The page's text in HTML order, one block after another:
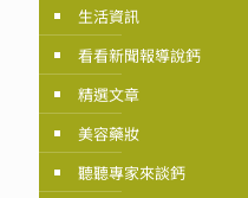
生活資訊
看看新聞報導說鈣
精選文章
美容藥妝
聽聽專家來談鈣